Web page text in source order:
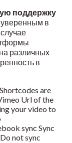
поддержку
уверенным в
различных
в
are
Url of the
your video to
sync Sync
not sync